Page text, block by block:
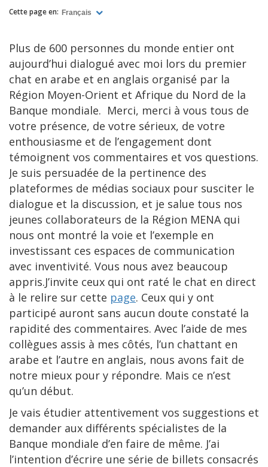
Cette page en: Français
Plus de 600 personnes du monde entier ont
aujourd’hui dialogué avec moi lors du premier
chat en arabe et en anglais organisé par la
Région Moyen-Orient et Afrique du Nord de la
Banque mondiale. Merci, merci à vous tous de
votre présence, de votre sérieux, de votre
enthousiasme et de l’engagement dont
témoignent vos commentaires et vos questions.
Je suis persuadée de la pertinence des
plateformes de médias sociaux pour susciter le
dialogue et la discussion, et je salue tous nos
jeunes collaborateurs de la Région MENA qui
nous ont montré la voie et l’exemple en
investissant ces espaces de communication
avec inventivité. Vous nous avez beaucoup
appris.J’invite ceux qui ont raté le chat en direct
à le relire sur cette page. Ceux qui y ont
participé auront sans aucun doute constaté la
rapidité des commentaires. Avec l’aide de mes
collègues assis à mes côtés, l’un chattant en
arabe et l’autre en anglais, nous avons fait de
notre mieux pour y répondre. Mais ce n’est
qu’un début.
Je vais étudier attentivement vos suggestions et
demander aux différents spécialistes de la
Banque mondiale d’en faire de même. J’ai
l’intention d’écrire une série de billets consacrés